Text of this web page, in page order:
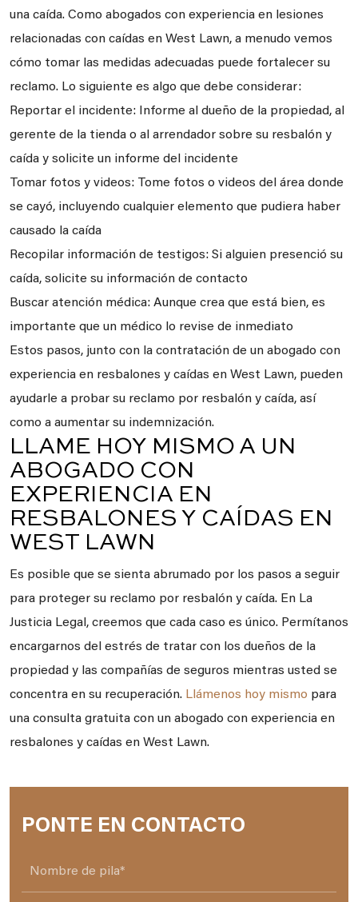
una caída. Como abogados con experiencia en lesiones
relacionadas con caídas en West Lawn, a menudo vemos
cómo tomar las medidas adecuadas puede fortalecer su
reclamo. Lo siguiente es algo que debe considerar:
Reportar el incidente: Informe al dueño de la propiedad, al
gerente de la tienda o al arrendador sobre su resbalón y
caída y solicite un informe del incidente
Tomar fotos y videos: Tome fotos o videos del área donde
se cayó, incluyendo cualquier elemento que pudiera haber
causado la caída
Recopilar información de testigos: Si alguien presenció su
caída, solicite su información de contacto
Buscar atención médica: Aunque crea que está bien, es
importante que un médico lo revise de inmediato
Estos pasos, junto con la contratación de un abogado con
experiencia en resbalones y caídas en West Lawn, pueden
ayudarle a probar su reclamo por resbalón y caída, así
como a aumentar su indemnización.
LLAME HOY MISMO A UN
ABOGADO CON
EXPERIENCIA EN
RESBALONES Y CAÍDAS EN
WEST LAWN
Es posible que se sienta abrumado por los pasos a seguir
para proteger su reclamo por resbalón y caída. En La
Justicia Legal, creemos que cada caso es único. Permítanos
encargarnos del estrés de tratar con los dueños de la
propiedad y las compañías de seguros mientras usted se
concentra en su recuperación. Llámenos hoy mismo para
una consulta gratuita con un abogado con experiencia en
resbalones y caídas en West Lawn.
PONTE EN CONTACTO